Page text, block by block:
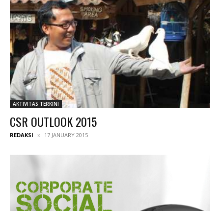
AKTIVITAS TERKINI
CSR OUTLOOK 2015
REDAKSI 17 JANUARY 2015